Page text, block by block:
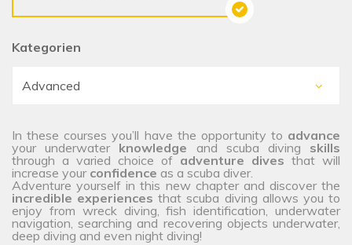
Kategorien
In these courses you’ll have the opportunity to advance
your underwater knowledge and scuba diving skills
through a varied choice of adventure dives that will
increase your confidence as a scuba diver.
Adventure yourself in this new chapter and discover the
incredible experiences that scuba diving allows you to
enjoy from wreck diving, fish identification, underwater
navigation, searching and recovering objects underwater,
deep diving and even night diving!